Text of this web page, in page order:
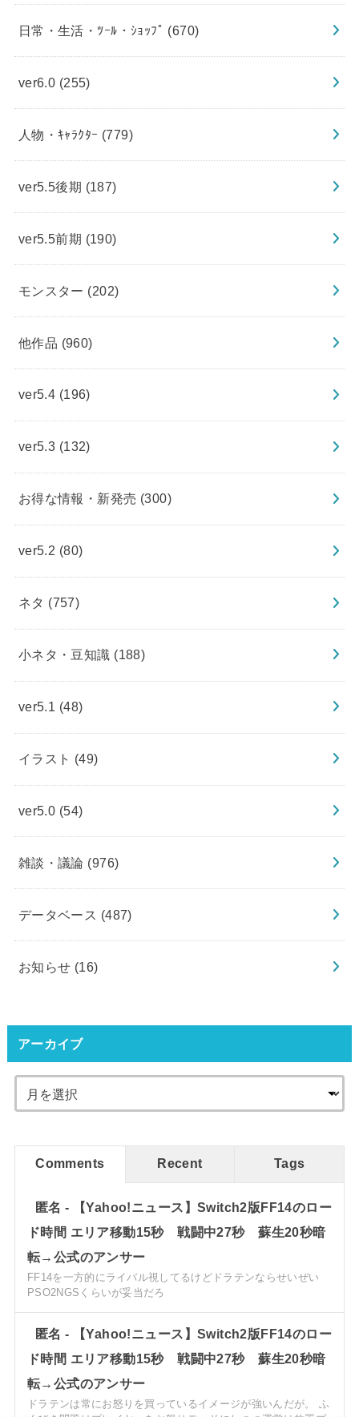
日常・生活・ﾂｰﾙ・ｼｮｯﾌﾟ (670)
ver6.0 (255)
人物・ｷｬﾗｸﾀｰ (779)
ver5.5後期 (187)
ver5.5前期 (190)
モンスター (202)
他作品 (960)
ver5.4 (196)
ver5.3 (132)
お得な情報・新発売 (300)
ver5.2 (80)
ネタ (757)
小ネタ・豆知識 (188)
ver5.1 (48)
イラスト (49)
ver5.0 (54)
雑談・議論 (976)
データベース (487)
お知らせ (16)
アーカイブ
Comments Recent Tags
匿名-
【Yahoo!ニュース】Switch2版FF14のロー
ド時間 エリア移動15秒 戦闘中27秒 蘇生20秒暗
転→公式のアンサー
FF14を一方的にライバル視してるけどドラテンならせいぜい
PSO2NGSくらいが妥当だろ
匿名-
【Yahoo!ニュース】Switch2版FF14のロー
ド時間 エリア移動15秒 戦闘中27秒 蘇生20秒暗
転→公式のアンサー
ドラテンは常にお怒りを買っているイメージが強いんだが。 ふ